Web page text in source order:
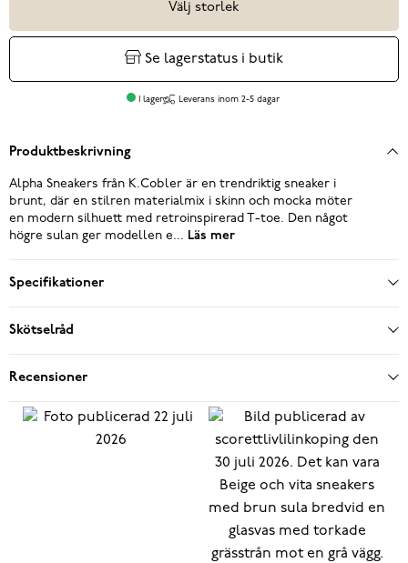
Välj storlek
Se lagerstatus i butik
I lager Leverans inom 2-5 dagar
Produktbeskrivning
Alpha Sneakers från K.Cobler är en trendriktig sneaker i
brunt, där en stilren materialmix i skinn och mocka möter
en modern silhuett med retroinspirerad T-toe. Den något
högre sulan ger modellen e... Läs mer
Specifikationer
Skötselråd
Recensioner